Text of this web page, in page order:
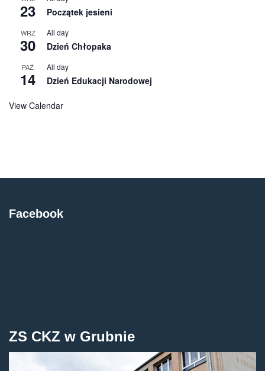
23 Początek jesieni
WRZ
30
All day
Dzień Chłopaka
PAŹ
14
All day
Dzień Edukacji Narodowej
View Calendar
Facebook
ZS CKZ w Grubnie